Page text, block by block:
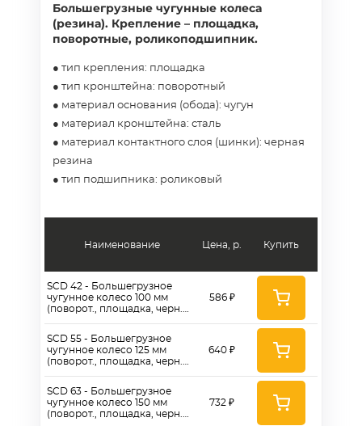
Большегрузные чугунные колеса
(резина). Крепление – площадка,
поворотные, роликоподшипник.
● тип крепления: площадка
● тип кронштейна: поворотный
● материал основания (обода): чугун
● материал кронштейна: сталь
● материал контактного слоя (шинки): черная
резина
● тип подшипника: роликовый
Наименование
SCD 42 - Большегрузное
чугунное колесо 100 мм
(поворот., площадка, черн.
SCD 55 - Большегрузное
чугунное колесо 125 мм
(поворот., площадка, черн.
SCD 63 - Большегрузное
чугунное колесо 150 мм
(поворот., площадка, черн.
Цена, р.
586 ₽
640 ₽
732 ₽
Купить